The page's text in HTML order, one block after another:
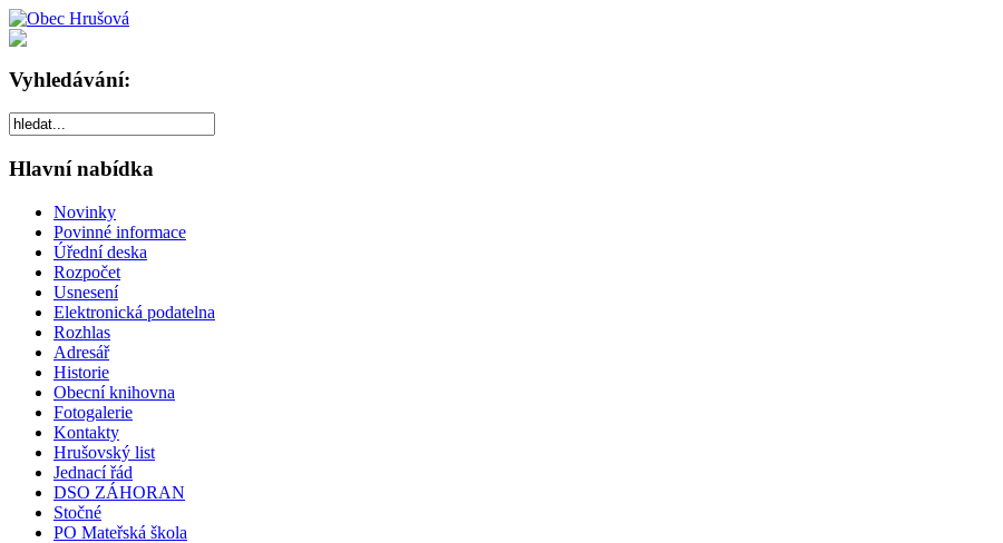
Vyhledávání:
Hlavní nabídka
Novinky
Povinné informace
Úřední deska
Rozpočet
Usnesení
Elektronická podatelna
Rozhlas
Adresář
Historie
Obecní knihovna
Fotogalerie
Kontakty
Hrušovský list
Jednací řád
DSO ZÁHORAN
Stočné
PO Mateřská škola